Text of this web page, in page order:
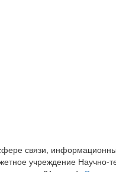
связи,
учреждение Научно-